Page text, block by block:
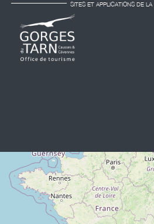
SITES ET APPLICATIONS DE LA